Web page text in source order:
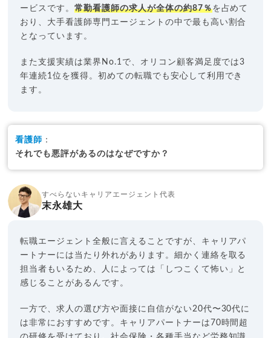
ービスです。常勤看護師の求人が全体の約87％を占めて
おり、大手看護師専門エージェントの中で最も高い割合
となっています。
また支援実績は業界No.1で、オリコン顧客満足度では3
年連続1位を獲得。初めての転職でも安心して利用でき
ます。
看護師 ：
それでも悪評があるのはなぜですか？
すべらないキャリアエージェント代表
末永雄大
転職エージェント全般に言えることですが、キャリアパ
ートナーには当たり外れがあります。細かく連絡を取る
担当者もいるため、人によっては「しつこくて怖い」と
感じることがあるんです。
一方で、求人の選び方や面接に自信がない20代〜30代に
は非常におすすめです。キャリアパートナーは70時間超